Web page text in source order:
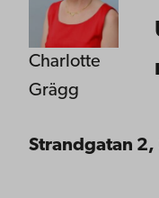
Charlotte
Grägg
Strandgatan 2,